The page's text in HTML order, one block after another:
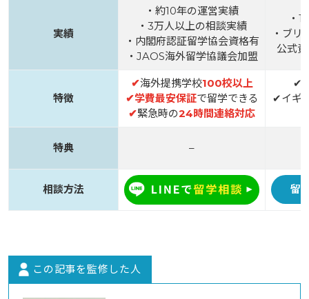
実績
・約10年の運営実績
・3万人以上の相談実績
・内閣府認証留学協会資格有
・JAOS海外留学協議会加盟
・
・ブリ
公式
特徴
✔海外提携学校100校以上
✔学費最安保証で留学できる
✔緊急時の24時間連絡対応
✔
✔イギ
特典 –
相談方法 留
この記事を監修した人